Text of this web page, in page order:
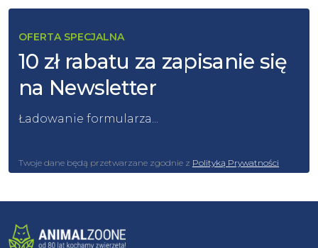
OFERTA SPECJALNA
10 zł rabatu za zapisanie się
na Newsletter
Ładowanie formularza...
Twoje dane będą przetwarzane zgodnie z Polityką Prywatności